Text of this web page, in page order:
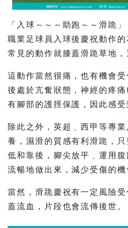
「入球～～～助跑～～滑跪」
職業足球員入球後慶祝動作
常見的動作就膝蓋滑跪草地，
這動作當然很痛，也有機會
後處於亢奮狀態，神經的疼
有腳部的護脛保護，因此感受
除此之外，英超﹑西甲等專
養，濕滑的質感有利滑跪，
低和靠後，腳尖放平﹑運用
流暢地做出來，減少受傷的機
當然，滑跪慶祝有一定風險
蓋流血，片段也會流傳後世。